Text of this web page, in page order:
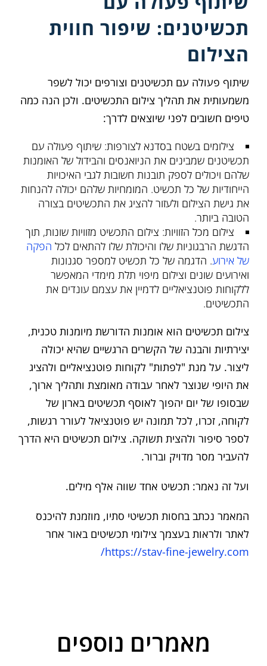
תכשיטנים: שיפור חווית
הצילום
שיתוף פעולה עם תכשיטנים וצורפים יכול לשפר
משמעותית את תהליך צילום התכשיטים. ולכן הנה כמה
טיפים חשובים לפני שיוצאים לדרך:
צילומים בשטח בסדנא לצורפות: שיתוף פעולה עם
תכשיטנים שמבינים את הניואנסים והבידול של האומנות
שלהם ויכולים לספק תובנות חשובות לגבי האיכויות
הייחודיות של כל תכשיט. המומחיות שלהם יכולה להנחות
את גישת הצילום ולעזור להציג את התכשיטים בצורה
הטובה ביותר.
צילום מכל הזוויות: צילום התכשיט מזוויות שונות, תוך
הדגשת הרבגוניות שלו והיכולת שלו להתאים לכל הפקה
של אירוע. הדגמה של כל תכשיט למספר סגנונות
ואירועים שונים וצילום מיפוי תלת מימדי המאפשר
ללקוחות פוטנציאליים לדמיין את עצמם עונדים את
התכשיטים.
צילום תכשיטים הוא אומנות הדורשת מיומנות טכנית,
יצירתיות והבנה של הקשרים הרגשיים שהיא יכולה
ליצור. על מנת "לפתות" לקוחות פוטנציאליים ולהציג
את היופי שנוצר לאחר עבודה מאומצת ותהליך ארוך,
שבסופו של יום יהפוך לאוסף תכשיטים בארון של
לקוחה, זכרו, לכל תמונה יש פוטנציאל לעורר רגשות,
לספר סיפור ולהצית תשוקה. צילום תכשיטים היא הדרך
להעביר מסר מדויק וברור.
ועל זה נאמר: תכשיט אחד שווה אלף מילים.
המאמר נכתב בחסות תכשיטי סתיו, מוזמנת להיכנס
לאתר ולראות בעצמך צילומי תכשיטים באור אחר
https://stav-fine-jewelry.com/
מאמרים נוספים